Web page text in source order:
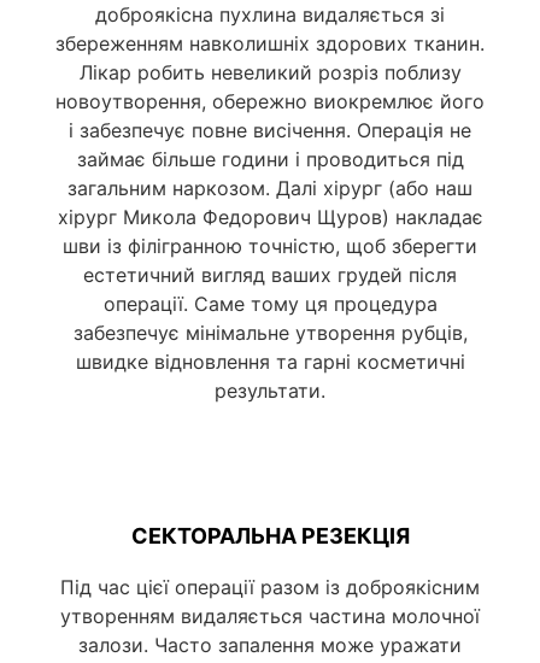
доброякісна пухлина видаляється зі
збереженням навколишніх здорових тканин.
Лікар робить невеликий розріз поблизу
новоутворення, обережно виокремлює його
і забезпечує повне висічення. Операція не
займає більше години і проводиться під
загальним наркозом. Далі хірург (або наш
хірург Микола Федорович Щуров) накладає
шви із філігранною точністю, щоб зберегти
естетичний вигляд ваших грудей після
операції. Саме тому ця процедура
забезпечує мінімальне утворення рубців,
швидке відновлення та гарні косметичні
результати.
СЕКТОРАЛЬНА РЕЗЕКЦІЯ
Під час цієї операції разом із доброякісним
утворенням видаляється частина молочної
залози. Часто запалення може уражати